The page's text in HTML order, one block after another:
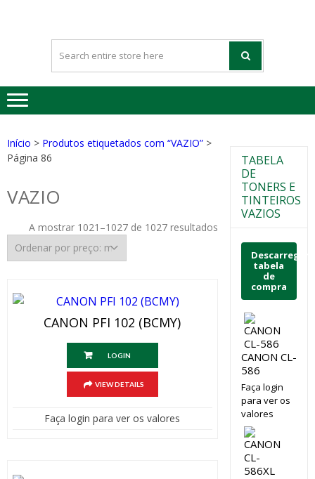
–
VAZIOS
Início > Produtos etiquetados com “VAZIO” >
Página 86
VAZIO
A mostrar 1021–1027 de 1027 resultados
CANON PFI 102 (BCMY)
LOGIN
VIEW DETAILS
Faça login para ver os valores
TABELA
DE
TONERS E
TINTEIROS
VAZIOS
Descarregar
tabela
de
compra
CANON CL-
586
Faça login
para ver os
valores